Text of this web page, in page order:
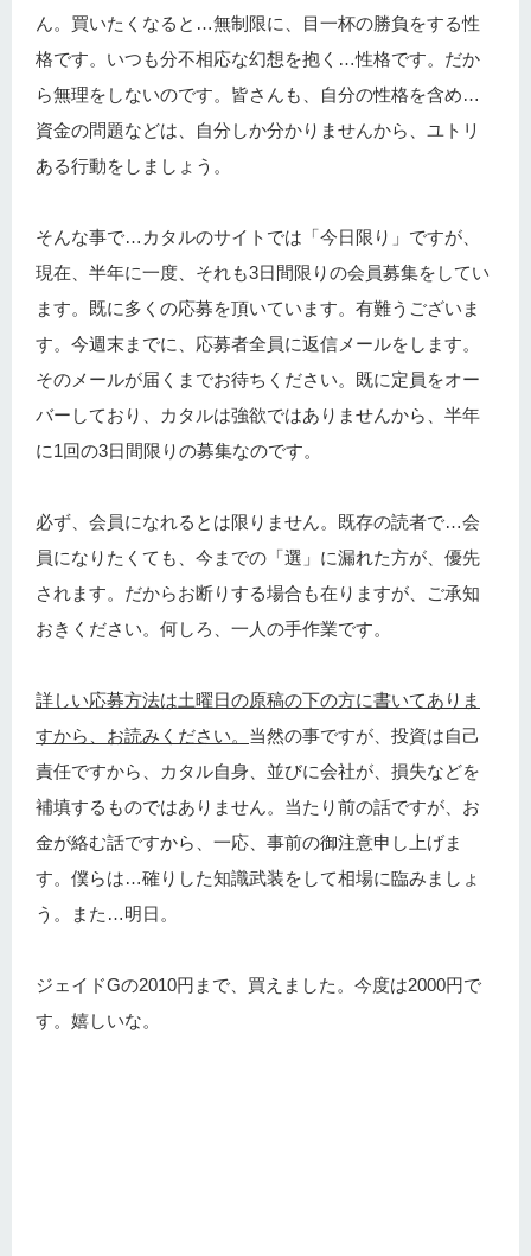
ん。買いたくなると…無制限に、目一杯の勝負をする性
格です。いつも分不相応な幻想を抱く…性格です。だか
ら無理をしないのです。皆さんも、自分の性格を含め…
資金の問題などは、自分しか分かりませんから、ユトリ
ある行動をしましょう。
そんな事で…カタルのサイトでは「今日限り」ですが、
現在、半年に一度、それも3日間限りの会員募集をしてい
ます。既に多くの応募を頂いています。有難うございま
す。今週末までに、応募者全員に返信メールをします。
そのメールが届くまでお待ちください。既に定員をオー
バーしており、カタルは強欲ではありませんから、半年
に1回の3日間限りの募集なのです。
必ず、会員になれるとは限りません。既存の読者で…会
員になりたくても、今までの「選」に漏れた方が、優先
されます。だからお断りする場合も在りますが、ご承知
おきください。何しろ、一人の手作業です。
詳しい応募方法は土曜日の原稿の下の方に書いてありま
すから、お読みください。 当然の事ですが、投資は自己
責任ですから、カタル自身、並びに会社が、損失などを
補填するものではありません。当たり前の話ですが、お
金が絡む話ですから、一応、事前の御注意申し上げま
す。僕らは…確りした知識武装をして相場に臨みましょ
う。また…明日。
ジェイドGの2010円まで、買えました。今度は2000円で
す。嬉しいな。